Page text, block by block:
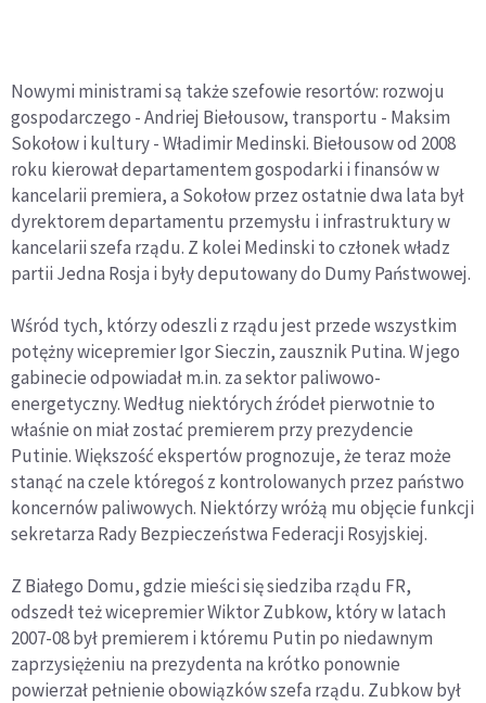
Nowymi ministrami są także szefowie resortów: rozwoju
gospodarczego - Andriej Biełousow, transportu - Maksim
Sokołow i kultury - Władimir Medinski. Biełousow od 2008
roku kierował departamentem gospodarki i finansów w
kancelarii premiera, a Sokołow przez ostatnie dwa lata był
dyrektorem departamentu przemysłu i infrastruktury w
kancelarii szefa rządu. Z kolei Medinski to członek władz
partii Jedna Rosja i były deputowany do Dumy Państwowej.
Wśród tych, którzy odeszli z rządu jest przede wszystkim
potężny wicepremier Igor Sieczin, zausznik Putina. W jego
gabinecie odpowiadał m.in. za sektor paliwowo-
energetyczny. Według niektórych źródeł pierwotnie to
właśnie on miał zostać premierem przy prezydencie
Putinie. Większość ekspertów prognozuje, że teraz może
stanąć na czele któregoś z kontrolowanych przez państwo
koncernów paliwowych. Niektórzy wróżą mu objęcie funkcji
sekretarza Rady Bezpieczeństwa Federacji Rosyjskiej.
Z Białego Domu, gdzie mieści się siedziba rządu FR,
odszedł też wicepremier Wiktor Zubkow, który w latach
2007-08 był premierem i któremu Putin po niedawnym
zaprzysiężeniu na prezydenta na krótko ponownie
powierzał pełnienie obowiązków szefa rządu. Zubkow był